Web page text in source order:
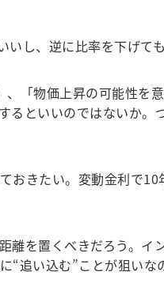
し、逆に比率を下げても
「物価上昇の可能性を
といいのではないか。
きたい。変動金利で
を置くべきだろう。イ
追い込む”ことが狙いな